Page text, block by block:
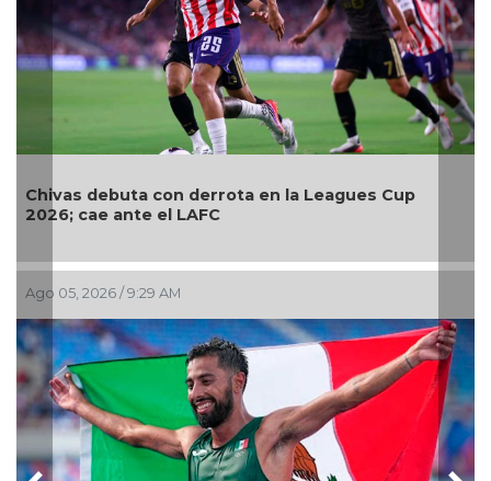
Chivas debuta con derrota en la Leagues Cup
2026; cae ante el LAFC
Ago 05, 2026 / 9:29 AM